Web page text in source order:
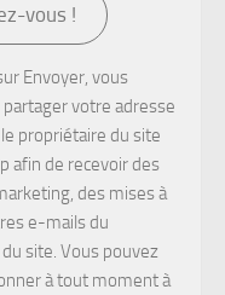
vous !
Envoyer, vous
partager votre adresse
propriétaire du site
afin de recevoir des
des mises à
e-mails du
site. Vous pouvez
à tout moment à